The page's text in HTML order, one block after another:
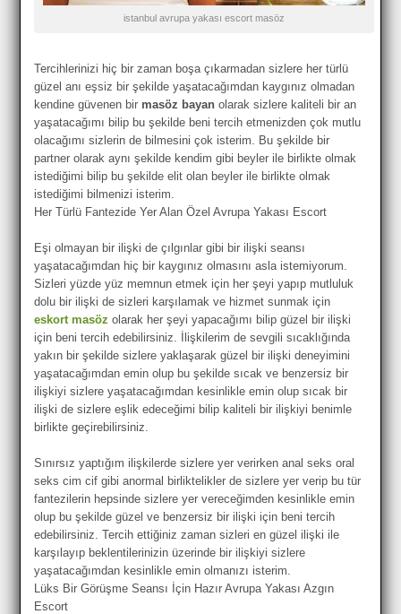
istanbul avrupa yakası escort masöz
Tercihlerinizi hiç bir zaman boşa çıkarmadan sizlere her türlü
güzel anı eşsiz bir şekilde yaşatacağımdan kaygınız olmadan
kendine güvenen bir masöz bayan olarak sizlere kaliteli bir an
yaşatacağımı bilip bu şekilde beni tercih etmenizden çok mutlu
olacağımı sizlerin de bilmesini çok isterim. Bu şekilde bir
partner olarak aynı şekilde kendim gibi beyler ile birlikte olmak
istediğimi bilip bu şekilde elit olan beyler ile birlikte olmak
istediğimi bilmenizi isterim.
Her Türlü Fantezide Yer Alan Özel Avrupa Yakası Escort
Eşi olmayan bir ilişki de çılgınlar gibi bir ilişki seansı
yaşatacağımdan hiç bir kaygınız olmasını asla istemiyorum.
Sizleri yüzde yüz memnun etmek için her şeyi yapıp mutluluk
dolu bir ilişki de sizleri karşılamak ve hizmet sunmak için
eskort masöz olarak her şeyi yapacağımı bilip güzel bir ilişki
için beni tercih edebilirsiniz. İlişkilerim de sevgili sıcaklığında
yakın bir şekilde sizlere yaklaşarak güzel bir ilişki deneyimini
yaşatacağımdan emin olup bu şekilde sıcak ve benzersiz bir
ilişkiyi sizlere yaşatacağımdan kesinlikle emin olup sıcak bir
ilişki de sizlere eşlik edeceğimi bilip kaliteli bir ilişkiyi benimle
birlikte geçirebilirsiniz.
Sınırsız yaptığım ilişkilerde sizlere yer verirken anal seks oral
seks cim cif gibi anormal birliktelikler de sizlere yer verip bu tür
fantezilerin hepsinde sizlere yer vereceğimden kesinlikle emin
olup bu şekilde güzel ve benzersiz bir ilişki için beni tercih
edebilirsiniz. Tercih ettiğiniz zaman sizleri en güzel ilişki ile
karşılayıp beklentilerinizin üzerinde bir ilişkiyi sizlere
yaşatacağımdan kesinlikle emin olmanızı isterim.
Lüks Bir Görüşme Seansı İçin Hazır Avrupa Yakası Azgın
Escort